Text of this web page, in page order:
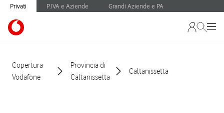
Privati P.IVA e Aziende Grandi Aziende e PA
Copertura
Vodafone
Provincia di
Caltanissetta
Caltanissetta